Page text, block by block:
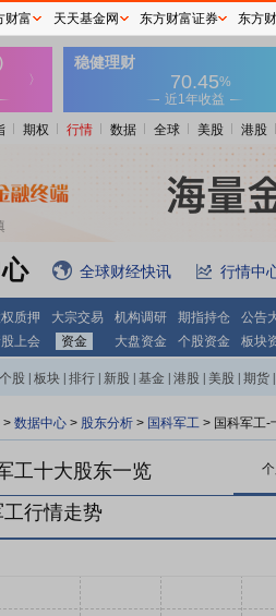
期权 行情 数据 全球 美股 港股
全球财经快讯 行情中
质押 大宗交易 机构调研 期指持仓
公告
上会 资金 大盘资金 个股资金 板块
个股 板块 排行 新股 基金 港股 美股 期货
> 数据中心 > 股东分析 > 国科军工 > 国科军工-
工十大股东一览
工行情走势
财富 天天基金网 东方财富证券 东方